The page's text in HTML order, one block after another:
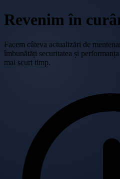
Revenim în
Facem câteva actualizări de
îmbunătăți securitatea și
mai scurt timp.